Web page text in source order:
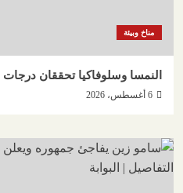
مناخ وبيئة
النمسا وسلوفاكيا تحققان
6 أغسطس، 2026